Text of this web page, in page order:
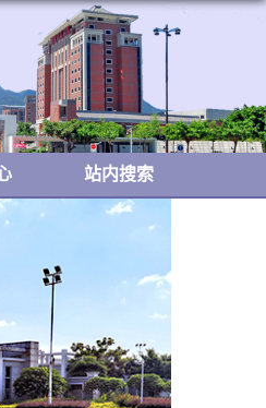
站内搜索